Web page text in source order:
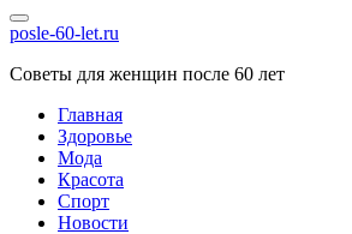
posle-60-let.ru
Советы для женщин после 60 лет
Главная
Здоровье
Мода
Красота
Спорт
Новости